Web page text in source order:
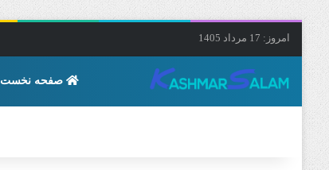
امروز: 17 مرداد 1405
صفحه نخست